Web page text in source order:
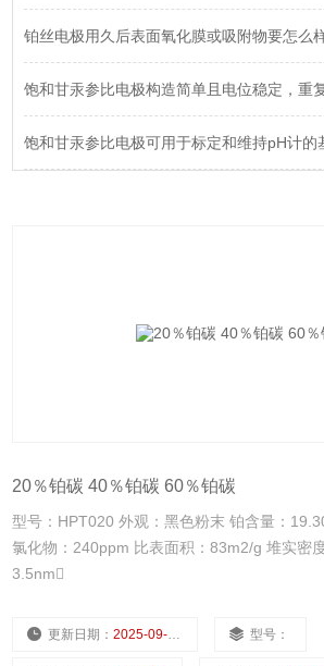
铂丝电极用久后表面氧化膜或吸附物要怎么
饱和甘汞参比电极可用于标定和维持pH计的
20％铂碳 40％铂碳 60％铂碳
型号：HPT020 外观：黑色粉末 铂含量：
氯化物：240ppm 比表面积：83m2/g 堆实密
3.5nm
更新日期：2025-09-15 型号：